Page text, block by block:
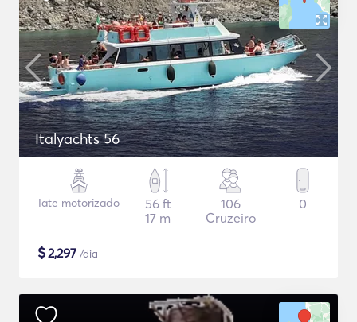
Italyachts 56
Iate motorizado
56 ft
17 m
106
Cruzeiro
0
$2,297 /dia